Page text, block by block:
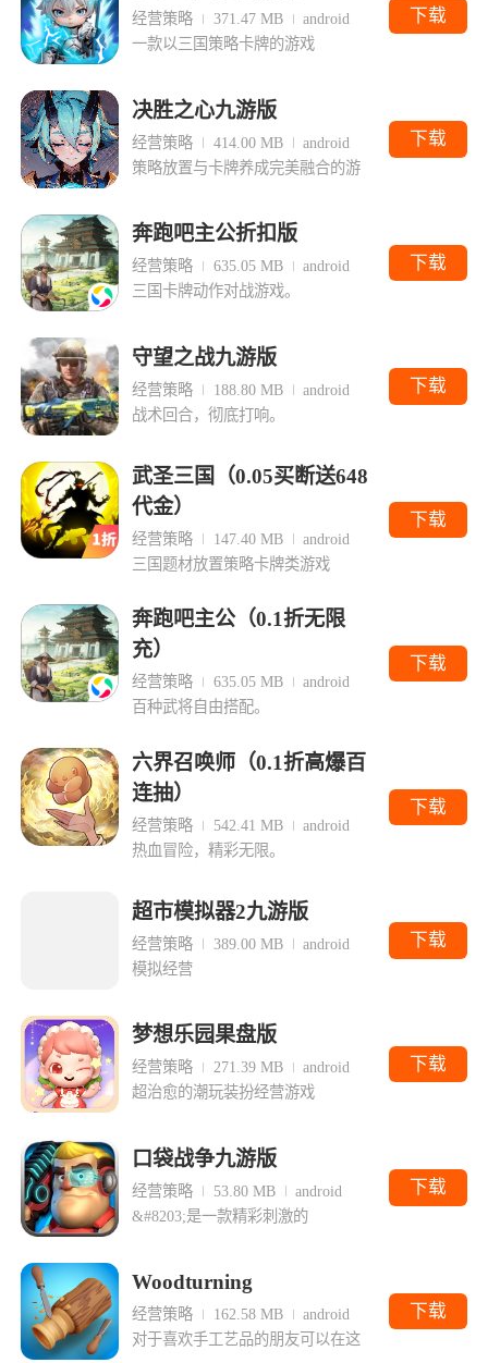
经营策略 371.47 MB
android
一款以三国策略卡牌的游戏
下载
决胜之心九游版
经营策略 414.00 MB
android
策略放置与卡牌养成完美融合的游
下载
奔跑吧主公折扣版
经营策略 635.05 MB
android
三国卡牌动作对战游戏。
下载
守望之战九游版
经营策略 188.80 MB
android
战术回合，彻底打响。
下载
武圣三国（0.05买断送648
代金）
经营策略 147.40 MB
android
三国题材放置策略卡牌类游戏
下载
奔跑吧主公（0.1折无限
充）
经营策略 635.05 MB
android
百种武将自由搭配。
下载
六界召唤师（0.1折高爆百
连抽）
经营策略 542.41 MB
android
热血冒险，精彩无限。
下载
超市模拟器2九游版
经营策略 389.00 MB
android
模拟经营
下载
梦想乐园果盘版
经营策略 271.39 MB
android
超治愈的潮玩装扮经营游戏
下载
口袋战争九游版
经营策略 53.80 MB
android
&#8203;是一款精彩刺激的
下载
Woodturning
经营策略 162.58 MB
android
对于喜欢手工艺品的朋友可以在这
下载